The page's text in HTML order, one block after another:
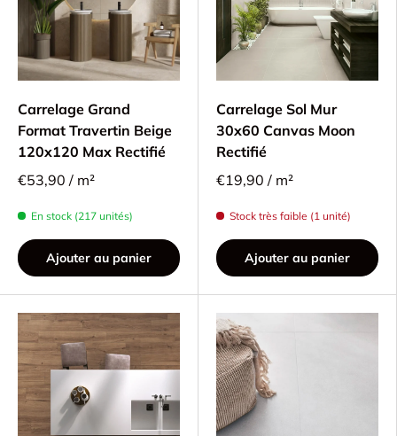
Carrelage Grand
Format Travertin Beige
120x120 Max Rectifié
€53,90 / m²
En stock (217 unités)
Ajouter au panier
Carrelage Sol Mur
30x60 Canvas Moon
Rectifié
€19,90 / m²
Stock très faible (1 unité)
Ajouter au panier